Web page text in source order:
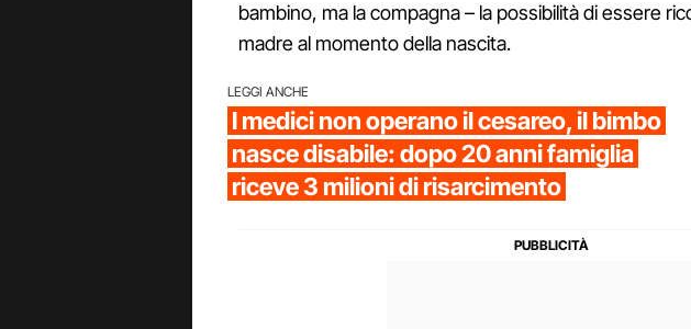
bambino, ma la compagna – la possibilità di essere
madre al momento della nascita.
LEGGI ANCHE
I medici non operano il cesareo, il bimbo
nasce disabile: dopo 20 anni famiglia
riceve 3 milioni di risarcimento